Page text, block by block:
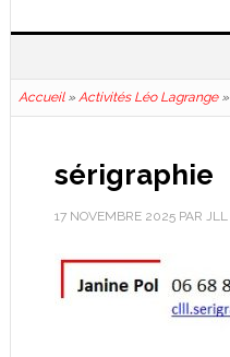
Accueil» Activités Léo Lagrange»
sérigraphie
17 NOVEMBRE 2025PAR JLL